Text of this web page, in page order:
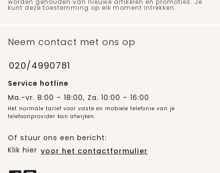
kunt deze toestemming op elk moment intrekken.
Neem contact met ons op
020/4990781
Service hotline
Ma.-vr. 8:00 – 18:00, Za. 10:00 – 16:00
Het normale tarief voor vaste en mobiele telefonie van je
telefoonprovider kan afwijken.
Of stuur ons een bericht:
Klik hier voor het contactformulier